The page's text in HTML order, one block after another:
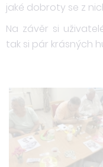
jaké dobroty se z
Na závěr si
tak si pár krásných